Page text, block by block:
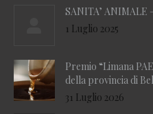
SANITA’
1 Luglio 2025
Premio “Limana
della provincia di
31 Luglio 2026